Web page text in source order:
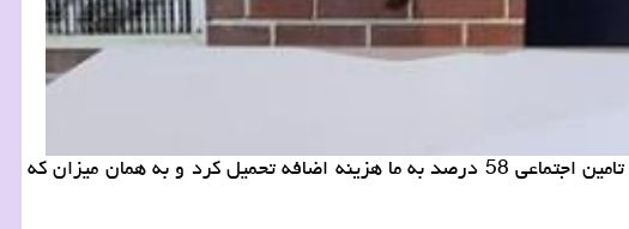
به گزارش کار و درآمد اصفهان رییس خانه صمت ایران اظهار داشت: حقوق کارگران 58 درصد افزوده شد که در حقیقت تامین اجتماعی 58 درصد به ما هزینه اضافه تحمیل کرد و به همان میزان که